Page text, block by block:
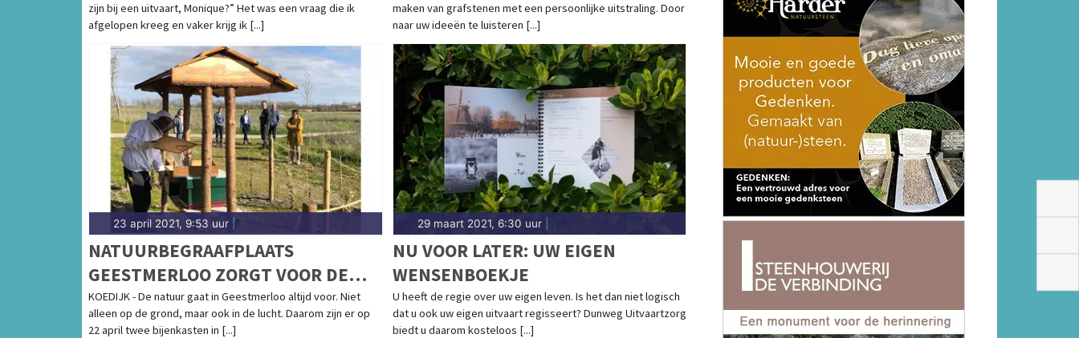
zijn bij een uitvaart, Monique?” Het was een vraag die ik
afgelopen kreeg en vaker krijg ik [...]
maken van grafstenen met een persoonlijke uitstraling. Door
naar uw ideeën te luisteren [...]
23 april 2021, 9:53 uur
NATUURBEGRAAFPLAATS
GEESTMERLOO ZORGT VOOR DE
BIJTJES
KOEDIJK - De natuur gaat in Geestmerloo altijd voor. Niet
alleen op de grond, maar ook in de lucht. Daarom zijn er op
22 april twee bijenkasten in [...]
29 maart 2021, 6:30 uur|
NU VOOR LATER: UW EIGEN
WENSENBOEKJE
U heeft de regie over uw eigen leven. Is het dan niet logisch
dat u ook uw eigen uitvaart regisseert? Dunweg Uitvaartzorg
biedt u daarom kosteloos [...]